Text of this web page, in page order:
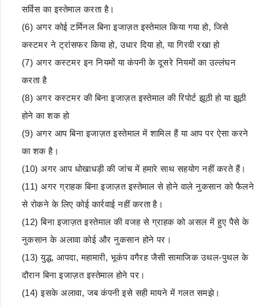
सर्विस का इस्तेमाल करता है।
(6) अगर कोई टर्मिनल बिना इजाज़त इस्तेमाल किया गया हो, जिसे
कस्टमर ने ट्रांसफर किया हो, उधार दिया हो, या गिरवी रखा हो
(7) अगर कस्टमर इन नियमों या कंपनी के दूसरे नियमों का उल्लंघन
करता है
(8) अगर कस्टमर की बिना इजाज़त इस्तेमाल की रिपोर्ट झूठी हो या झूठी
होने का शक हो
(9) अगर आप बिना इजाज़त इस्तेमाल में शामिल हैं या आप पर ऐसा करने
का शक है।
(10) अगर आप धोखाधड़ी की जांच में हमारे साथ सहयोग नहीं करते हैं।
(11) अगर ग्राहक बिना इजाज़त इस्तेमाल से होने वाले नुकसान को फैलने
से रोकने के लिए कोई कार्रवाई नहीं करता है।
(12) बिना इजाज़त इस्तेमाल की वजह से ग्राहक को असल में हुए पैसे के
नुकसान के अलावा कोई और नुकसान होने पर।
(13) युद्ध, आपदा, महामारी, भूकंप वगैरह जैसी सामाजिक उथल-पुथल के
दौरान बिना इजाज़त इस्तेमाल होने पर।
(14) इसके अलावा, जब कंपनी इसे सही मायने में गलत समझे।